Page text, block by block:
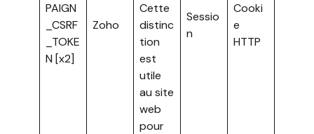
PAIGN
_CSRF
_TOKE
N [x2]
Zoho
Cette
distinc
tion
est
utile
au site
web
pour
Sessio
n
Cooki
e
HTTP